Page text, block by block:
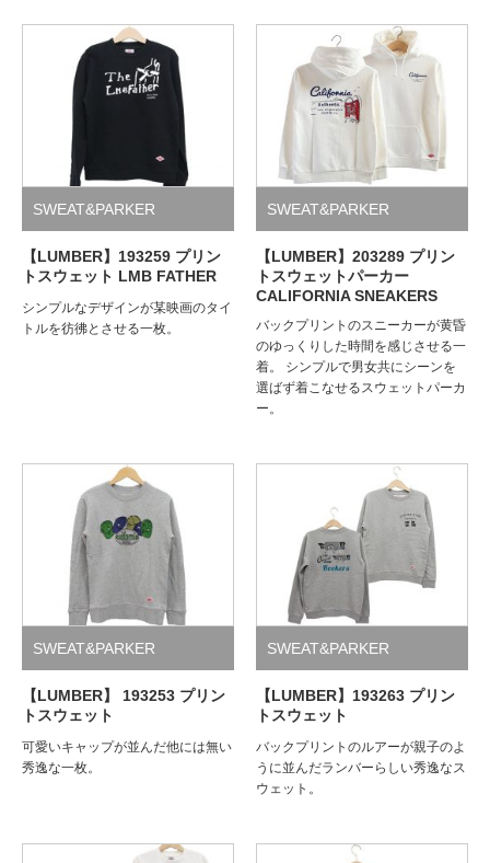
SWEAT&PARKER
【LUMBER】193259 プリン
トスウェット LMB FATHER
シンプルなデザインが某映画のタイ
トルを彷彿とさせる一枚。
SWEAT&PARKER
【LUMBER】203289 プリン
トスウェットパーカー
CALIFORNIA SNEAKERS
バックプリントのスニーカーが黄昏
のゆっくりした時間を感じさせる一
着。 シンプルで男女共にシーンを
選ばず着こなせるスウェットパーカ
ー。
SWEAT&PARKER
【LUMBER】 193253 プリン
トスウェット
可愛いキャップが並んだ他には無い
秀逸な一枚。
SWEAT&PARKER
【LUMBER】193263 プリン
トスウェット
バックプリントのルアーが親子のよ
うに並んだランバーらしい秀逸なス
ウェット。